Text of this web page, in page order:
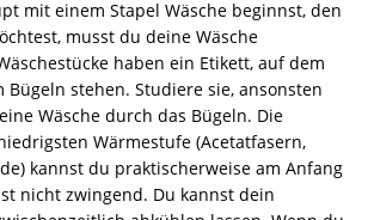
mit einem Stapel Wäsche beginnst, den
musst du deine Wäsche
haben ein Etikett, auf dem
Bügeln stehen. Studiere sie, ansonsten
Wäsche durch das Bügeln. Die
Wärmestufe (Acetatfasern,
kannst du praktischerweise am Anfang
nicht zwingend. Du kannst dein